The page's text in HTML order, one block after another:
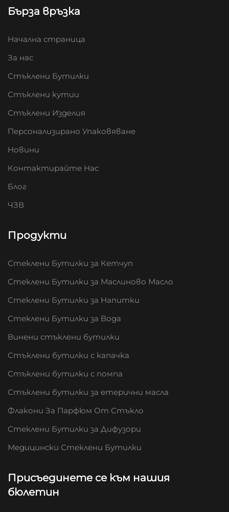
Бърза връзка
Начална страница
За нас
Стъклени Бутилки
Стъклени кутии
Стъклени Изделия
Персонализирано Упаковяване
Новини
Контактирайте Нас
Блог
ЧЗВ
Продукти
Стеклени Бутилки за Кетчуп
Стеклени Бутилки за Маслиново Масло
Стеклени Бутилки за Напитки
Стеклени Бутилки за Вода
Винени стъклени бутилки
Стъклени бутилки с капачка
Стъклени бутилки с помпа
Стъклени бутилки за етерични масла
Флакони За Парфюм От Стъкло
Стеклени Бутилки за Дифузори
Медицински Стеклени Бутилки
Присъединете се към нашия
бюлетин